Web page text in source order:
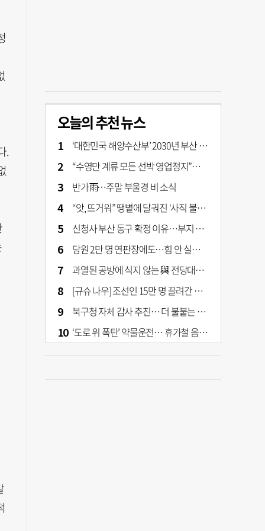
.
오늘의 추천 뉴스
‘대한민국 해양수산부’ 2030년 부산 북항시대 연다
“수영만 계류 모든 선박 영업정지”… 재개발 속도전
반가雨…주말 부울경 비 소식
“앗, 뜨거워” 땡볕에 달궈진 ‘사직 불가마’ 관중석 무려 70도
신청사 부산 동구 확정 이유…부지 용이성·접근성·집적 가능성이 운명 갈랐다 [해수부 북항 시대]
당원 2만 명 연판장에도…힘 안 실리는 ‘장동혁 사퇴’ 공세
과열된 공방에 식지 않는 與 전당대회… 호남·수도권 집중하는 후보들
[규슈 나우] 조선인 15만 명 끌려간 치쿠호 탄광… 대를 이은 진실 캐기
북구청 자체 감사 추진… 더 불붙는 북구 신청사 갈등
‘도로 위 폭탄’ 약물운전… 휴가철 음주와 병행 단속 [교통안전, 시민이 만든다]